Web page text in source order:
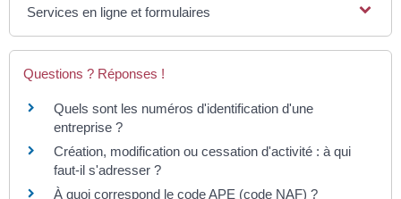
Services en ligne et formulaires
Questions ? Réponses !
Quels sont les numéros d'identification d'une
entreprise ?
Création, modification ou cessation d'activité : à qui
faut-il s'adresser ?
À quoi correspond le code APE (code NAF) ?